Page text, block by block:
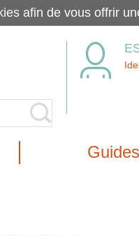
afin de vous offrir